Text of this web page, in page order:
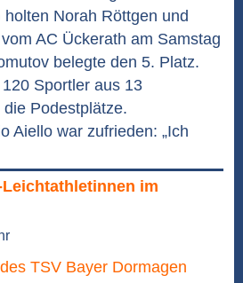
Norah Röttgen und
AC Ückerath am Samstag
belegte den 5. Platz.
Sportler aus 13
Podestplätze.
Aiello war zufrieden: „Ich
im